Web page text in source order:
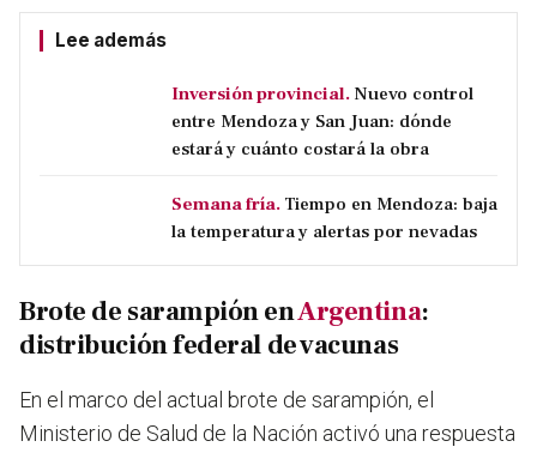
Lee además
Inversión provincial. Nuevo control
entre Mendoza y San Juan: dónde
estará y cuánto costará la obra
Semana fría. Tiempo en Mendoza: baja
la temperatura y alertas por nevadas
Brote de sarampión enArgentina:
distribución federal de vacunas
En el marco del actual brote de sarampión, el
Ministerio de Salud de la Nación activó una respuesta